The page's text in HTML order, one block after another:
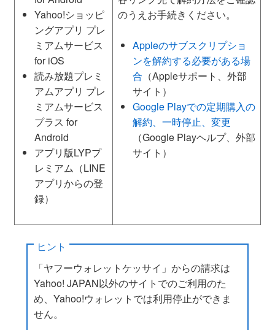
Yahoo!ショッピ
ングアプリ プレ
ミアムサービス
for iOS
読み放題プレミ
アムアプリ プレ
ミアムサービス
プラス for
Android
アプリ版LYPプ
レミアム（LINE
アプリからの登
録）
のうえお手続きください。
Appleのサブスクリプショ
ンを解約する必要がある場
合 （Appleサポート、外部
サイト）
Google Playでの定期購入の
解約、一時停止、変更
（Google Playヘルプ、外部
サイト）
ヒント
「ヤフーウォレットケッサイ」からの請求は
Yahoo! JAPAN以外のサイトでのご利用のた
め、Yahoo!ウォレットでは利用停止ができま
せん。